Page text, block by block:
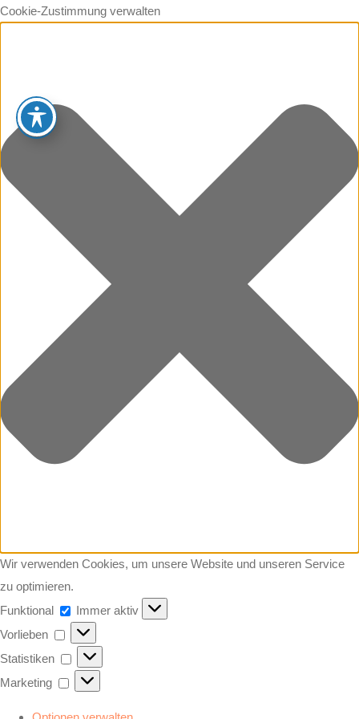
Cookie-Zustimmung verwalten
Wir verwenden Cookies, um unsere Website und unseren Service
zu optimieren.
Funktional
Funktional
Immer aktiv
Vorlieben
Vorlieben
Statistiken
Statistiken
Marketing
Marketing